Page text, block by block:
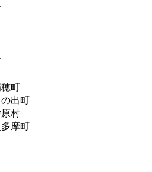
町
出町
村
摩町